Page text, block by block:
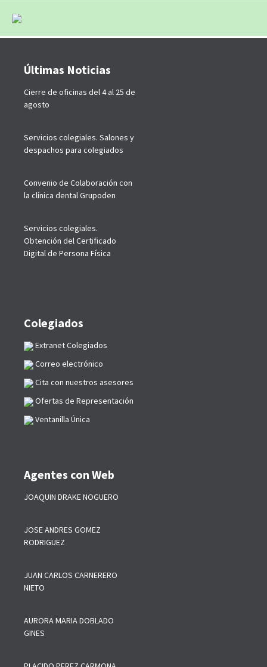
Últimas Noticias
Cierre de oficinas del 4 al 25 de
agosto
Servicios colegiales. Salones y
despachos para colegiados
Convenio de Colaboración con
la clínica dental Grupoden
Servicios colegiales.
Obtención del Certificado
Digital de Persona Física
Colegiados
Extranet Colegiados
Correo electrónico
Cita con nuestros asesores
Ofertas de Representación
Ventanilla Única
Agentes con Web
JOAQUIN DRAKE NOGUERO
JOSE ANDRES GOMEZ
RODRIGUEZ
JUAN CARLOS CARNERERO
NIETO
AURORA MARIA DOBLADO
GINES